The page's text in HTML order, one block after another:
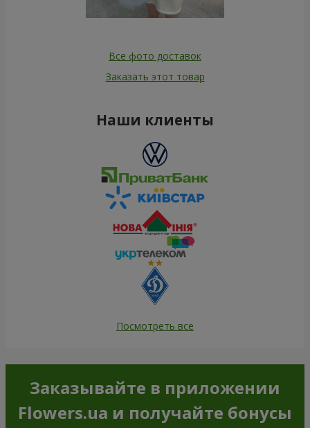
Все фото доставок
Заказать этот товар
Наши клиенты
Посмотреть все
Заказывайте в приложении
Flowers.ua и получайте бонусы